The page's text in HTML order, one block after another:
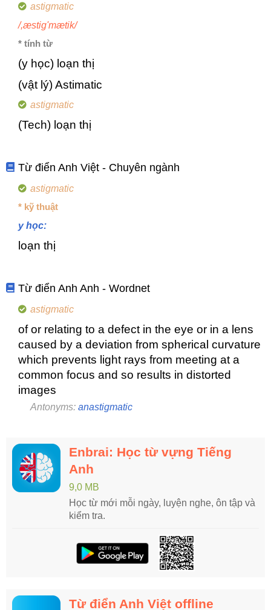
astigmatic
/,æstig'mætik/
* tính từ
(y học) loạn thị
(vật lý) Astimatic
astigmatic
(Tech) loạn thị
Từ điển Anh Việt - Chuyên ngành
astigmatic
* kỹ thuật
y học:
loạn thị
Từ điển Anh Anh - Wordnet
astigmatic
of or relating to a defect in the eye or in a lens
caused by a deviation from spherical curvature
which prevents light rays from meeting at a
common focus and so results in distorted
images
Antonyms: anastigmatic
Enbrai: Học từ vựng Tiếng
Anh
9,0 MB
Học từ mới mỗi ngày, luyện nghe, ôn tập và
kiểm tra.
Từ điển Anh Việt offline